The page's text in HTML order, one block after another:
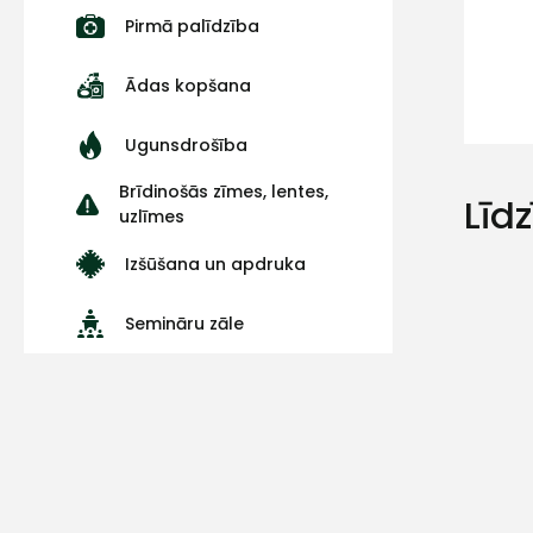
Pirmā palīdzība
Ādas kopšana
Ugunsdrošība
Brīdinošās zīmes, lentes,
uzlīmes
Izšūšana un apdruka
Semināru zāle